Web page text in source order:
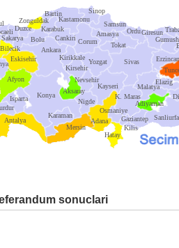
Ankara
Sakarya
Zonguldak
Bolu
Bilecik
Eskisehir
Afyon
Isparta
Antalya
Konya
Mersin
Kirsehir
Cankiri
Kastamonu
Sinop
Corum
Yozgat
Nevsehir
Nigde
Adana
Hatay
K. Maras
Kayseri
Sivas
Tokat
Amasya
Samsun
OrduGiresun
Erzincan
Malatya
Gaziantep Sanliurfa
Adiyaman
Elazig
Kirikkale
Karaman
Aksaray
Kilis
Duzce Karabuk
Bartin
Osmaniye
sonuclari